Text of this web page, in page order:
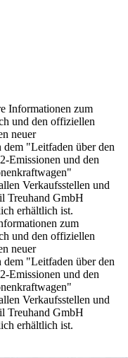
Informationen zum
und den offiziellen
neuer
dem "Leitfaden über den
Emissionen und den
Verkaufsstellen und
Treuhand GmbH
erhältlich ist.
zum
und den offiziellen
neuer
dem "Leitfaden über den
Emissionen und den
Verkaufsstellen und
Treuhand GmbH
erhältlich ist.